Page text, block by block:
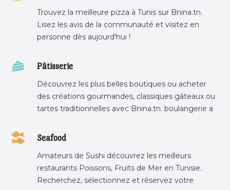
Trouvez la meilleure pizza à Tunis sur Bnina.tn.
Lisez les avis de la communauté et visitez en
personne dès aujourd'hui !
Pâtisserie
Découvrez les plus belles boutiques ou acheter
des créations gourmandes, classiques gâteaux ou
tartes traditionnelles avec Bnina.tn. boulangerie a
tunis, pâtisserie sousse .
Seafood
Amateurs de Sushi découvrez les meilleurs
restaurants Poissons, Fruits de Mer en Tunisie.
Recherchez, sélectionnez et réservez votre